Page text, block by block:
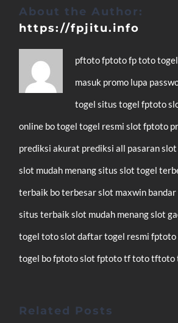
About the Author:
https://fpjitu.info
pftotofptotofp toto
masuk promo lupa
togelsitus togelfptoto
online bo togeltogel resmislotfptoto
prediksi akurat prediksi all pasaranslot
slot mudah menangsitus slottogel
terbaik bo terbesarslot maxwin
situs terbaikslot mudah menangslot
togeltoto slotdaftartogel resmifptoto
togel bo fptotoslot fptototf tototftoto
Related Posts